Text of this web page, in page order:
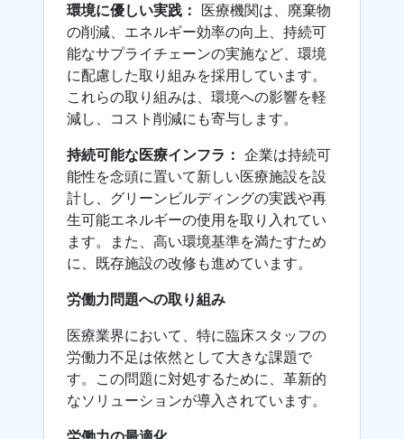
環境に優しい実践： 医療機関は、廃棄物
の削減、エネルギー効率の向上、持続可
能なサプライチェーンの実施など、環境
に配慮した取り組みを採用しています。
これらの取り組みは、環境への影響を軽
減し、コスト削減にも寄与します。
持続可能な医療インフラ： 企業は持続可
能性を念頭に置いて新しい医療施設を設
計し、グリーンビルディングの実践や再
生可能エネルギーの使用を取り入れてい
ます。また、高い環境基準を満たすため
に、既存施設の改修も進めています。
労働力問題への取り組み
医療業界において、特に臨床スタッフの
労働力不足は依然として大きな課題で
す。この問題に対処するために、革新的
なソリューションが導入されています。